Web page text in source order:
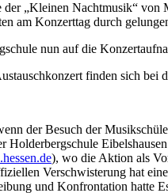
„Kleinen Nachtmusik“
am Konzerttag durch
nun auf die
finden sich bei
der Besuch der
Holderbergschule
), wo die Aktion als
Verschwisterung hat
und Konfrontation hatte